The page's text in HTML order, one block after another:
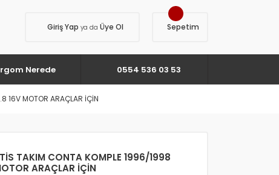
Giriş Yap ya da Üye Ol Sepetim
Nerede 0554 536 03 53
16V MOTOR ARAÇLAR İÇİN
TAKIM CONTA KOMPLE 1996/1998
ARAÇLAR İÇİN